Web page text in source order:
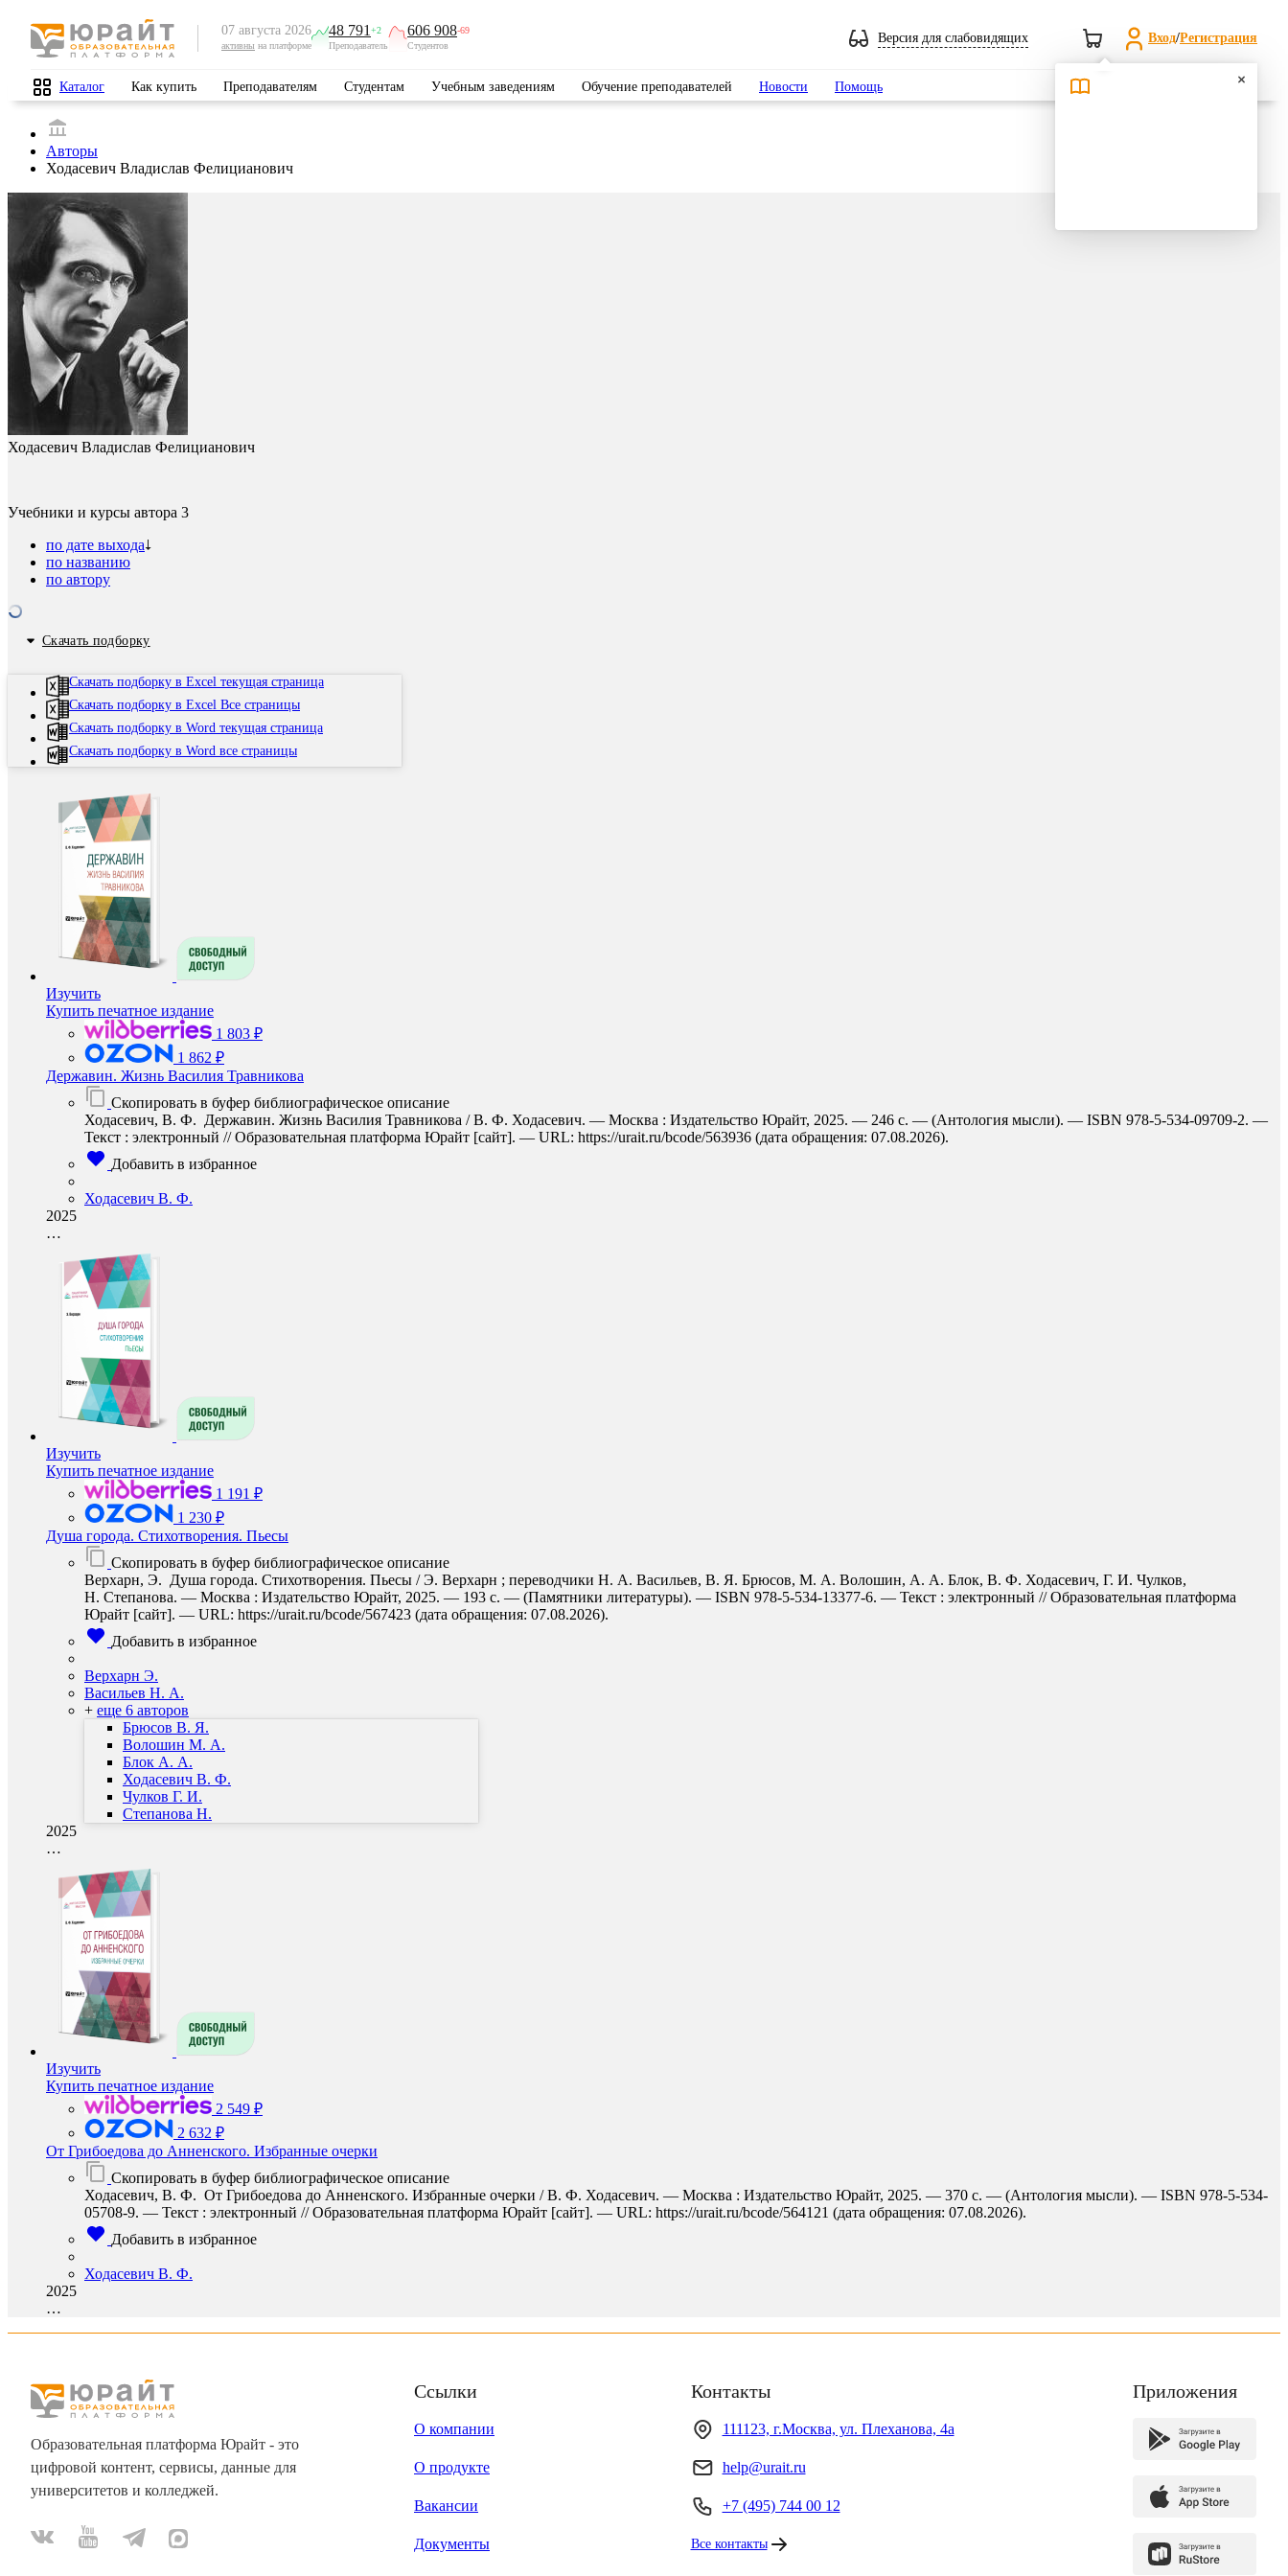
07 августа 2026
активны на платформе
48 791 +2
Преподаватель
606 908-69
Студентов
Версия для слабовидящих Вход/Регистрация
Каталог Как купить Преподавателям Студентам Учебным заведениям Обучение преподавателей Новости Помощь Поиск
Авторы
Ходасевич Владислав Фелицианович
Ходасевич Владислав Фелицианович
Учебники и курсы автора 3
по дате выхода
по названию
по автору
Скачать подборку
Скачать подборку в Excel текущая страница
Скачать подборку в Excel Все страницы
Скачать подборку в Word текущая страница
Скачать подборку в Word все страницы
Изучить
Купить печатное издание
1 803 ₽
1 862 ₽
Державин. Жизнь Василия Травникова
Скопировать в буфер библиографическое описание
Ходасевич, В. Ф. Державин. Жизнь Василия Травникова / В. Ф. Ходасевич. — Москва : Издательство Юрайт, 2025. — 246 с. — (Антология мысли). — ISBN 978-5-534-09709-2. —
Текст : электронный // Образовательная платформа Юрайт [сайт]. — URL: https://urait.ru/bcode/563936 (дата обращения: 07.08.2026).
Добавить в избранное
Ходасевич В. Ф.
2025
…
Изучить
Купить печатное издание
1 191 ₽
1 230 ₽
Душа города. Стихотворения. Пьесы
Скопировать в буфер библиографическое описание
Верхарн, Э. Душа города. Стихотворения. Пьесы / Э. Верхарн ; переводчики Н. А. Васильев, В. Я. Брюсов, М. А. Волошин, А. А. Блок, В. Ф. Ходасевич, Г. И. Чулков,
Н. Степанова. — Москва : Издательство Юрайт, 2025. — 193 с. — (Памятники литературы). — ISBN 978-5-534-13377-6. — Текст : электронный // Образовательная платформа
Юрайт [сайт]. — URL: https://urait.ru/bcode/567423 (дата обращения: 07.08.2026).
Добавить в избранное
Верхарн Э.
Васильев Н. А.
+ еще 6 авторов
Брюсов В. Я.
Волошин М. А.
Блок А. А.
Ходасевич В. Ф.
Чулков Г. И.
Степанова Н.
2025
…
Изучить
Купить печатное издание
2 549 ₽
2 632 ₽
От Грибоедова до Анненского. Избранные очерки
Скопировать в буфер библиографическое описание
Ходасевич, В. Ф. От Грибоедова до Анненского. Избранные очерки / В. Ф. Ходасевич. — Москва : Издательство Юрайт, 2025. — 370 с. — (Антология мысли). — ISBN 978-5-534-
05708-9. — Текст : электронный // Образовательная платформа Юрайт [сайт]. — URL: https://urait.ru/bcode/564121 (дата обращения: 07.08.2026).
Добавить в избранное
Ходасевич В. Ф.
2025
…
Образовательная платформа Юрайт - это
цифровой контент, сервисы, данные для
университетов и колледжей.
Ссылки
О компании
О продукте
Вакансии
Документы
Контакты
111123, г.Москва, ул. Плеханова, 4а
help@urait.ru
+7 (495) 744 00 12
Все контакты
Приложения